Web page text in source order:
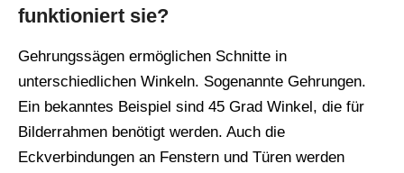
funktioniert sie?
Gehrungssägen ermöglichen Schnitte in
unterschiedlichen Winkeln. Sogenannte Gehrungen.
Ein bekanntes Beispiel sind 45 Grad Winkel, die für
Bilderrahmen benötigt werden. Auch die
Eckverbindungen an Fenstern und Türen werden